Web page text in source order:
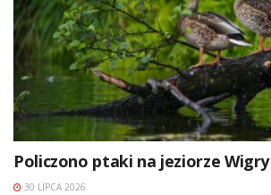
Policzono ptaki na jeziorze Wigry
30 LIPCA 2026